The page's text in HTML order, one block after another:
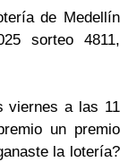
de Medellín
sorteo 4811,
viernes a las 11
un premio
la lotería?